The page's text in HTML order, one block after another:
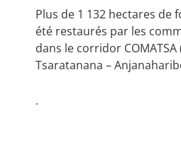
Plus de 1 132 hectares de
été restaurés par les
dans le corridor COMATSA
Tsaratanana –
.